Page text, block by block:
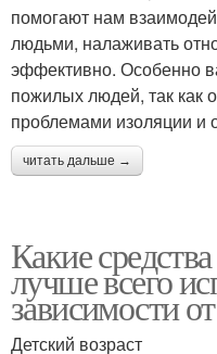
помогают нам
людьми, налаживать
эффективно. Особенно
пожилых людей, так как
проблемами изоляции и
читать дальше →
Какие
лучше всего
зависимости
Детский возраст